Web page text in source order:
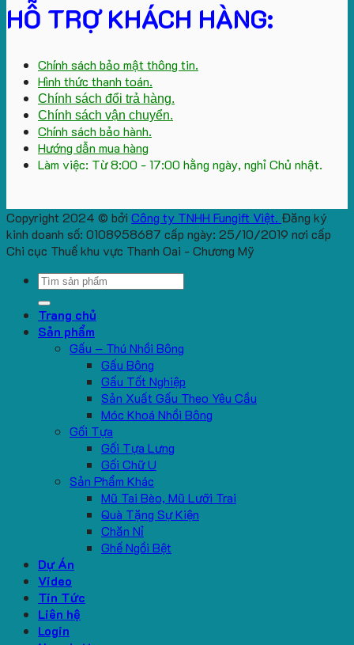
HỖ TRỢ KHÁCH HÀNG:
Chính sách bảo mật thông tin.
Hình thức thanh toán.
Chính sách đổi trả hàng.
Chính sách vận chuyển.
Chính sách bảo hành.
Hướng dẫn mua hàng
Làm việc: Từ 8:00 - 17:00 hằng ngày, nghỉ Chủ nhật.
Copyright 2024 © bởi Công ty TNHH Fungift Việt. Đăng ký
kinh doanh số: 0108958687 cấp ngày: 25/10/2019 nơi cấp
Chi cục Thuế khu vực Thanh Oai - Chương Mỹ
Search
Trang chủ
Sản phẩm
Gấu – Thú Nhồi Bông
Gấu Bông
Gấu Tốt Nghiệp
Sản Xuất Gấu Theo Yêu Cầu
Móc Khoá Nhồi Bông
Gối Tựa
Gối Tựa Lưng
Gối Chữ U
Sản Phẩm Khác
Mũ Tai Bèo, Mũ Lưỡi Trai
Quà Tặng Sự Kiện
Chăn Nỉ
Ghế Ngồi Bệt
Dự Án
Video
Tin Tức
Liên hệ
Login